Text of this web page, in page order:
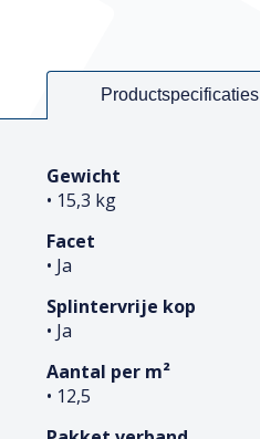
Productspecificaties
Gewicht
• 15,3 kg
Facet
• Ja
Splintervrije kop
• Ja
Aantal per m²
• 12,5